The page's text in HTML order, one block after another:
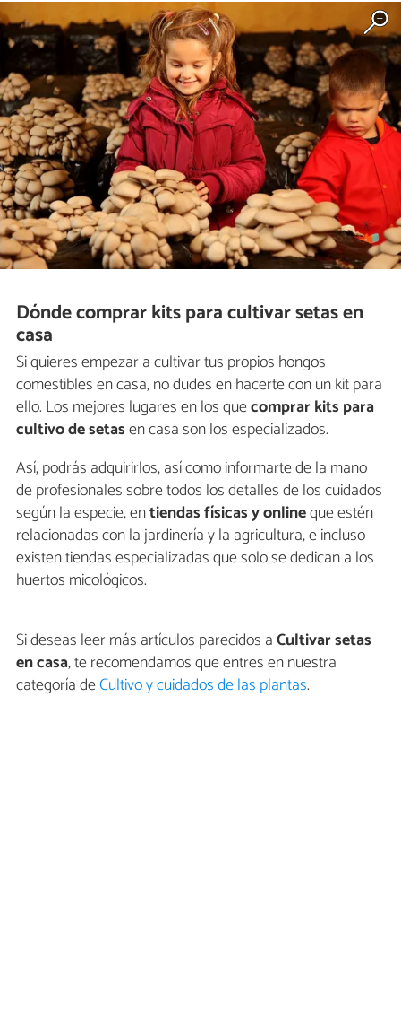
Dónde comprar kits para cultivar setas en
casa
Si quieres empezar a cultivar tus propios hongos
comestibles en casa, no dudes en hacerte con un kit para
ello. Los mejores lugares en los quecomprar kits para
cultivo de setasen casa son los especializados.
Así, podrás adquirirlos, así como informarte de la mano
de profesionales sobre todos los detalles de los cuidados
según la especie, entiendas físicas y onlineque estén
relacionadas con la jardinería y la agricultura, e incluso
existen tiendas especializadas que solo se dedican a los
huertos micológicos.
Si deseas leer más artículos parecidos aCultivar setas
en casa, te recomendamos que entres en nuestra
categoría deCultivo y cuidados de las plantas.